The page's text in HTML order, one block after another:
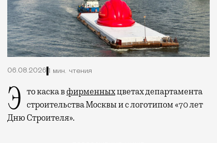
06.08.2026 1 мин. чтения
Это каска вфирменныхцветах департамента
строительства Москвы и с логотипом «70 лет
Дню Строителя».